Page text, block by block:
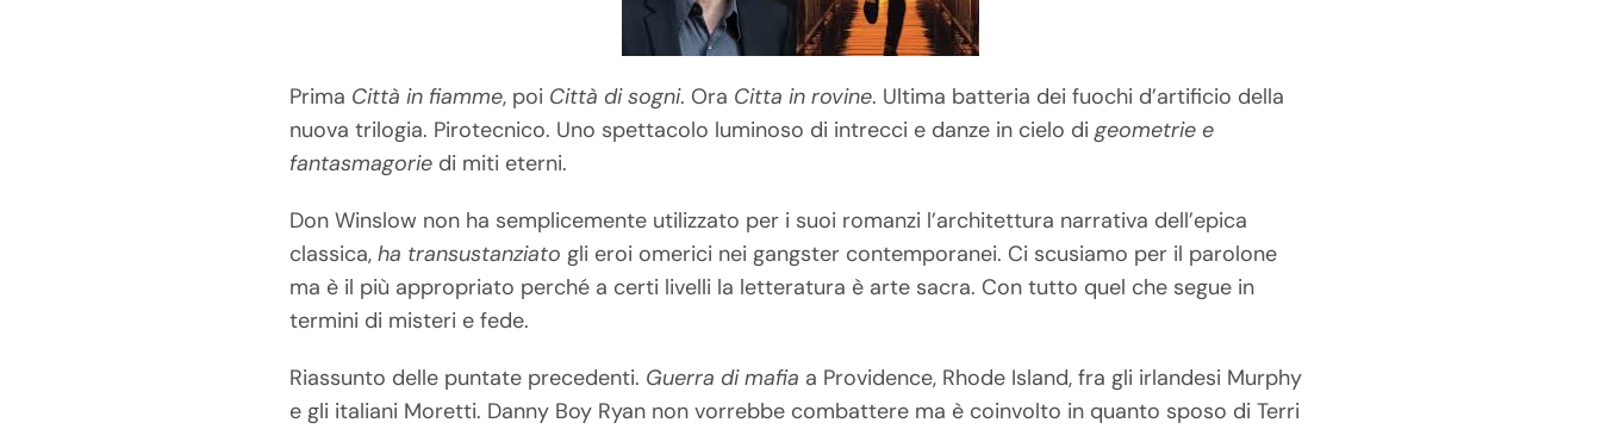
Prima Città in fiamme, poi Città di sogni. Ora Citta in rovine. Ultima batteria dei fuochi d’artificio della
nuova trilogia. Pirotecnico. Uno spettacolo luminoso di intrecci e danze in cielo digeometrie e
fantasmagorie di miti eterni.
Don Winslow non ha semplicemente utilizzato per i suoi romanzi l’architettura narrativa dell’epica
classica,ha transustanziato gli eroi omerici nei gangster contemporanei. Ci scusiamo per il parolone
ma è il più appropriato perché a certi livelli la letteratura è arte sacra. Con tutto quel che segue in
termini di misteri e fede.
Riassunto delle puntate precedenti. Guerra di mafia a Providence, Rhode Island, fra gli irlandesi Murphy
e gli italiani Moretti. Danny Boy Ryan non vorrebbe combattere ma è coinvolto in quanto sposo di Terri